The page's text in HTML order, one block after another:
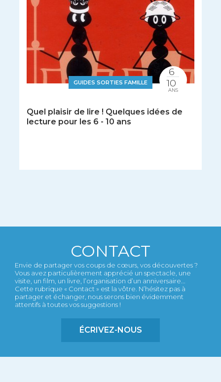
GUIDES SORTIES FAMILLE
Quel plaisir de lire ! Quelques idées de
lecture pour les 6 - 10 ans
6
10
ANS
CONTACT
Envie de partager vos coups de cœurs, vos découvertes ?
Vous avez particulièrement apprécié un spectacle, une
visite, un film, un livre, l’organisation d’un anniversaire...
Cette rubrique « Contact » est la vôtre. N’hésitez pas à
partager et échanger, nous serons bien évidemment
attentifs à toutes vos suggestions !
ÉCRIVEZ-NOUS